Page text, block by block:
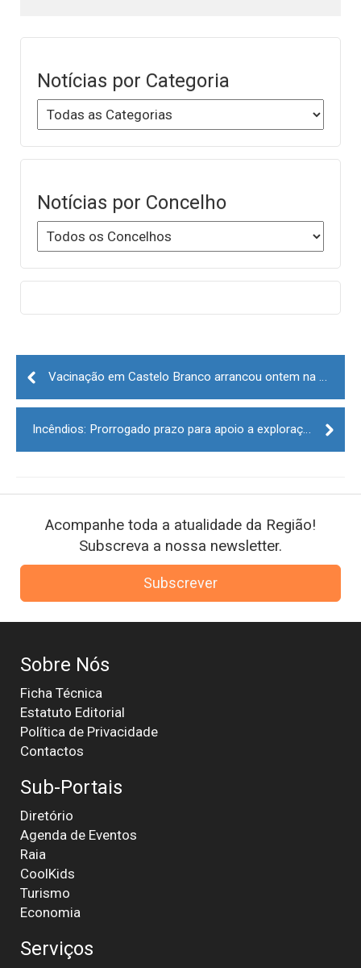
Notícias por Categoria
Notícias por Concelho
Post
navigation
Vacinação em Castelo Branco arrancou ontem na Misericórdia da cidade
Incêndios: Prorrogado prazo para apoio a explorações agrícolas afetadas por fogos de 2020
Acompanhe toda a atualidade da Região!
Subscreva a nossa newsletter.
Subscrever
Sobre Nós
Ficha Técnica
Estatuto Editorial
Política de Privacidade
Contactos
Sub-Portais
Diretório
Agenda de Eventos
Raia
CoolKids
Turismo
Economia
Serviços